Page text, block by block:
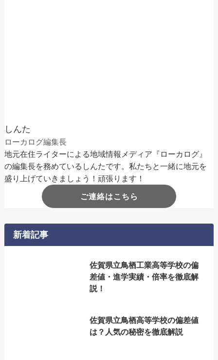
しんた
ローカログ編集長
地元在住ライターによる地域情報メディア『ローカログ』
の編集長を務めているしんたです。私たちと一緒に地元を
盛り上げていきましょう！頑張ります！
ご連絡はこちら
新着記事
佐賀県立鳥栖工業高等学校の偏
差値・進学実績・倍率を徹底解
説！
佐賀県立鳥栖高等学校の偏差値
は？人気の秘密を徹底解説